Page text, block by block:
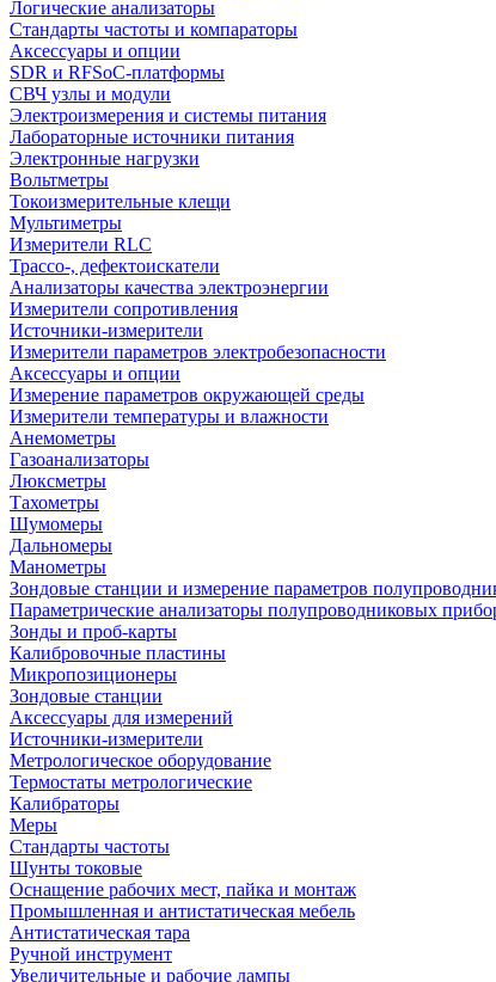
Логические анализаторы
Стандарты частоты и компараторы
Аксессуары и опции
SDR и RFSoC‑платформы
СВЧ узлы и модули
Электроизмерения и системы питания
Лабораторные источники питания
Электронные нагрузки
Вольтметры
Токоизмерительные клещи
Мультиметры
Измерители RLC
Трассо-, дефектоискатели
Анализаторы качества электроэнергии
Измерители сопротивления
Источники-измерители
Измерители параметров электробезопасности
Аксессуары и опции
Измерение параметров окружающей среды
Измерители температуры и влажности
Анемометры
Газоанализаторы
Люксметры
Тахометры
Шумомеры
Дальномеры
Манометры
Зондовые станции и измерение параметров
Параметрические анализаторы полупроводниковых
Зонды и проб-карты
Калибровочные пластины
Микропозиционеры
Зондовые станции
Аксессуары для измерений
Источники-измерители
Метрологическое оборудование
Термостаты метрологические
Калибраторы
Меры
Стандарты частоты
Шунты токовые
Оснащение рабочих мест, пайка и монтаж
Промышленная и антистатическая мебель
Антистатическая тара
Ручной инструмент
Увеличительные и рабочие лампы